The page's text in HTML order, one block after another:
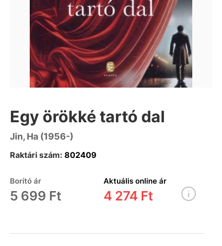
Egy örökké tartó dal
Jin, Ha (1956-)
Raktári szám: 802409
Borító ár
5 699 Ft
Aktuális online ár
4 274 Ft